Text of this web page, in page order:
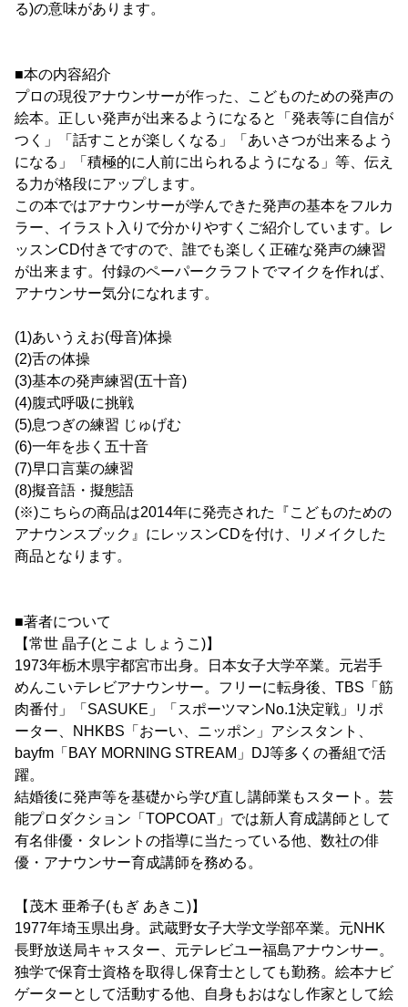
る)の意味があります。
■本の内容紹介
プロの現役アナウンサーが作った、こどものための発声の
絵本。正しい発声が出来るようになると「発表等に自信が
つく」「話すことが楽しくなる」「あいさつが出来るよう
になる」「積極的に人前に出られるようになる」等、伝え
る力が格段にアップします。
この本ではアナウンサーが学んできた発声の基本をフルカ
ラー、イラスト入りで分かりやすくご紹介しています。レ
ッスンCD付きですので、誰でも楽しく正確な発声の練習
が出来ます。付録のペーパークラフトでマイクを作れば、
アナウンサー気分になれます。
(1)あいうえお(母音)体操
(2)舌の体操
(3)基本の発声練習(五十音)
(4)腹式呼吸に挑戦
(5)息つぎの練習 じゅげむ
(6)一年を歩く五十音
(7)早口言葉の練習
(8)擬音語・擬態語
(※)こちらの商品は2014年に発売された『こどものための
アナウンスブック』にレッスンCDを付け、リメイクした
商品となります。
■著者について
【常世 晶子(とこよ しょうこ)】
1973年栃木県宇都宮市出身。日本女子大学卒業。元岩手
めんこいテレビアナウンサー。フリーに転身後、TBS「筋
肉番付」「SASUKE」「スポーツマンNo.1決定戦」リポ
ーター、NHKBS「おーい、ニッポン」アシスタント、
bayfm「BAY MORNING STREAM」DJ等多くの番組で活
躍。
結婚後に発声等を基礎から学び直し講師業もスタート。芸
能プロダクション「TOPCOAT」では新人育成講師として
有名俳優・タレントの指導に当たっている他、数社の俳
優・アナウンサー育成講師を務める。
【茂木 亜希子(もぎ あきこ)】
1977年埼玉県出身。武蔵野女子大学文学部卒業。元NHK
長野放送局キャスター、元テレビユー福島アナウンサー。
独学で保育士資格を取得し保育士としても勤務。絵本ナビ
ゲーターとして活動する他、自身もおはなし作家として絵